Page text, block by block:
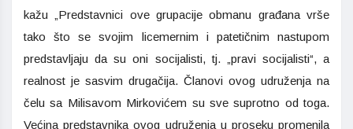
kažu „Predstavnici ove grupacije obmanu građana vrše
tako što se svojim licemernim i patetičnim nastupom
predstavljaju da su oni socijalisti, tj. „pravi socijalisti“, a
realnost je sasvim drugačija. Članovi ovog udruženja na
čelu sa Milisavom Mirkovićem su sve suprotno od toga.
Većina predstavnika ovog udruženja u proseku promenila